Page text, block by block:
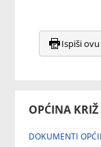
OPĆINA KRIŽ
DOKUMENTI
Ispiši